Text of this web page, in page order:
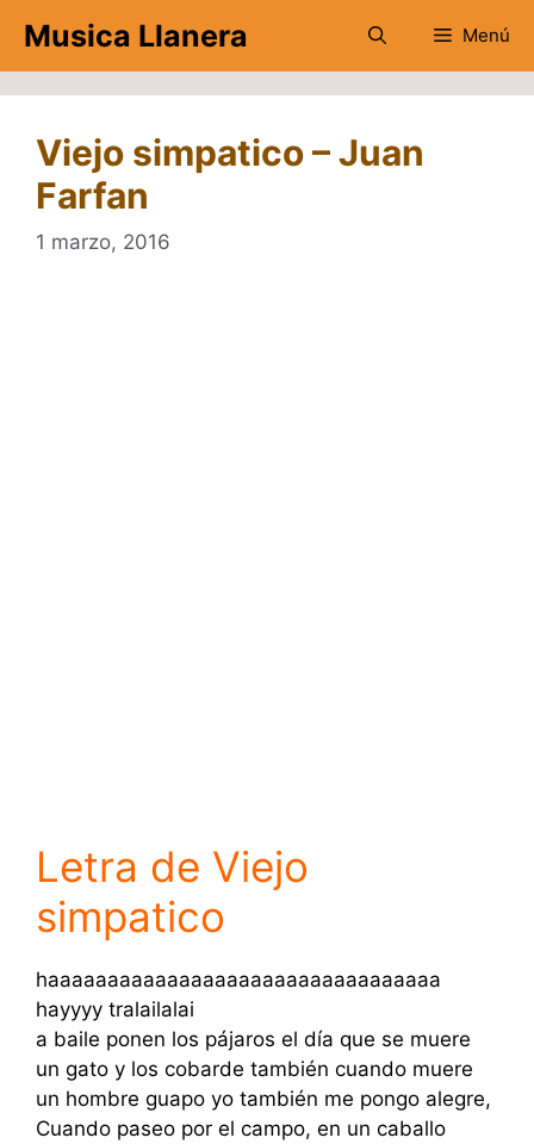
contenido
Musica Llanera Menú
Viejo simpatico – Juan
Farfan
1 marzo, 2016
Letra de Viejo
simpatico
haaaaaaaaaaaaaaaaaaaaaaaaaaaaaaaaa
hayyyy tralailalai
a baile ponen los pájaros el día que se muere
un gato y los cobarde también cuando muere
un hombre guapo yo también me pongo alegre,
Cuando paseo por el campo, en un caballo